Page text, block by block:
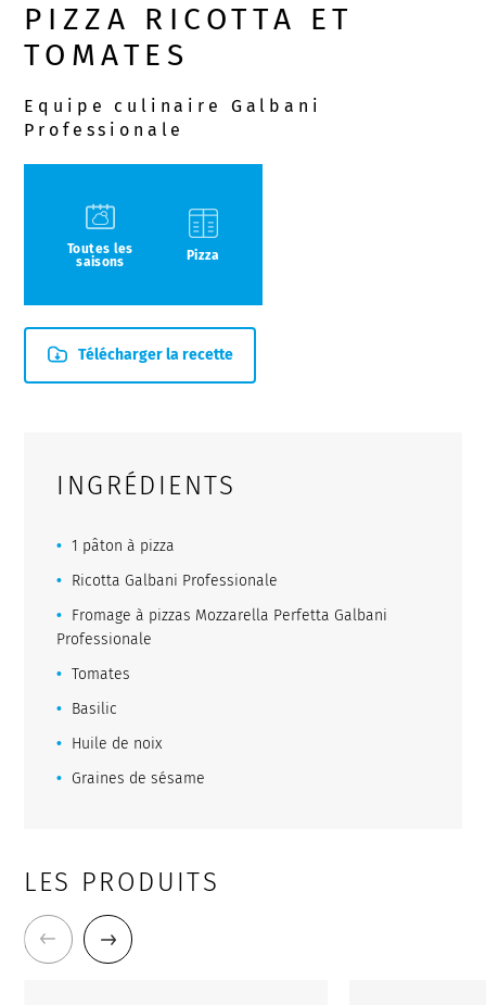
PIZZA RICOTTA ET
TOMATES
Equipe culinaire Galbani
Professionale
Toutes les
saisons
Pizza
Télécharger la recette
INGRÉDIENTS
1 pâton à pizza
Ricotta Galbani Professionale
Fromage à pizzas Mozzarella Perfetta Galbani
Professionale
Tomates
Basilic
Huile de noix
Graines de sésame
LES PRODUITS